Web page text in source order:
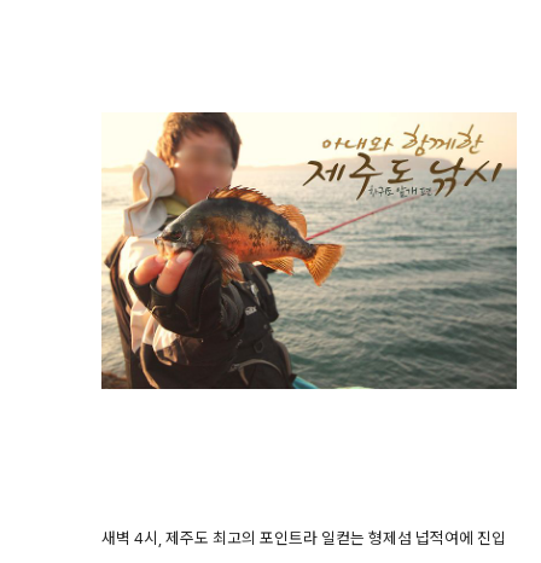
새벽 4시, 제주도 최고의 포인트라 일컫는 형제섬 넙적여에 진입